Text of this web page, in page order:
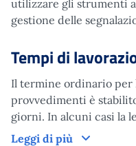
utilizzare gli strumenti
gestione delle
Tempi di
Il termine ordinario per
provvedimenti è
giorni. In alcuni casi la
Leggi di più
Tempi di